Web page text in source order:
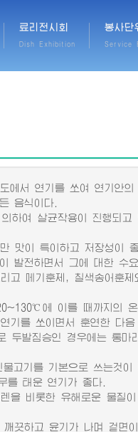
료리전시회
Dish Exhibition
봉사단
Service
서 연기를 쏘여 연기안의
음식이다.
하여 살균작용이 진행되
맛이 특이하고 저장성이
발전하면서 그에 대한 수
메기훈제, 칠색송어훈제
에 이를 때까지의 온
를 쏘이면서 훈연한 다음
발짐승인 경우에는 통마
고기를 기본으로 쓰는것이
를 태운 연기가 좋다.
비롯한 유해로운 물질
하고 윤기가 나며 겉면